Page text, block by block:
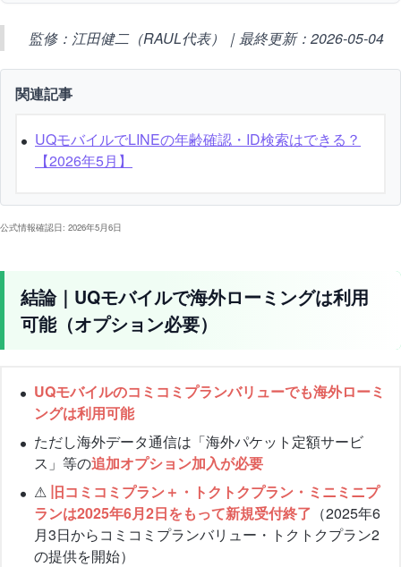
監修：江田健二（RAUL代表）｜最終更新：2026-05-04
関連記事
UQモバイルでLINEの年齢確認・ID検索はできる？
【2026年5月】
公式情報確認日: 2026年5月6日
結論｜UQモバイルで海外ローミングは利用
可能（オプション必要）
UQモバイルのコミコミプランバリューでも海外ローミ
ングは利用可能
ただし海外データ通信は「海外パケット定額サービ
ス」等の追加オプション加入が必要
⚠ 旧コミコミプラン＋・トクトクプラン・ミニミニプ
ランは2025年6月2日をもって新規受付終了 （2025年6
月3日からコミコミプランバリュー・トクトクプラン2
の提供を開始）